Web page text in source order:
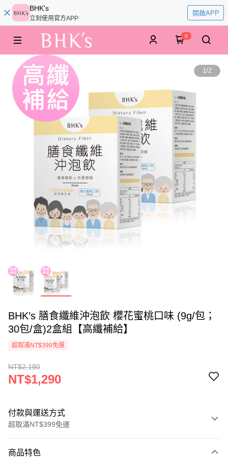
BHK's
立刻使用官方APP
開啟APP
0
1/2
BHK’s 膳食纖維沖泡飲 櫻花蜜桃口味 (9g/包；
30包/盒)2盒組【高纖補給】
超取滿NT$399免運
NT$2,180
NT$1,290
付款與運送方式
超取滿NT$399免運
信用卡一次付款
商品特色